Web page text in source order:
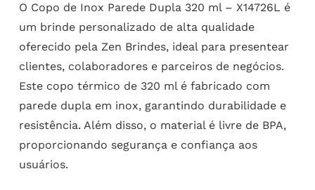
O Copo de Inox Parede Dupla 320 ml – X14726L é
um brinde personalizado de alta qualidade
oferecido pela Zen Brindes, ideal para presentear
clientes, colaboradores e parceiros de negócios.
Este copo térmico de 320 ml é fabricado com
parede dupla em inox, garantindo durabilidade e
resistência. Além disso, o material é livre de BPA,
proporcionando segurança e confiança aos
usuários.